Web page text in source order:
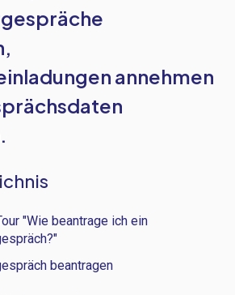
annehmen
"Wie beantrage ich ein
beantragen